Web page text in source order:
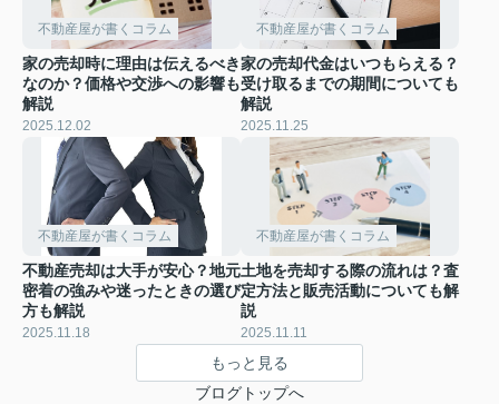
不動産屋が書くコラム
家の売却時に理由は伝えるべき
なのか？価格や交渉への影響も
解説
2025.12.02
不動産屋が書くコラム
家の売却代金はいつもらえる？
受け取るまでの期間についても
解説
2025.11.25
不動産屋が書くコラム
不動産売却は大手が安心？地元
密着の強みや迷ったときの選び
方も解説
2025.11.18
不動産屋が書くコラム
土地を売却する際の流れは？査
定方法と販売活動についても解
説
2025.11.11
もっと見る
ブログトップへ